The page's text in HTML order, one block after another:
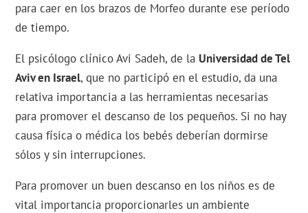
para caer en los brazos de Morfeo durante ese período
de tiempo.
El psicólogo clínico Avi Sadeh, de la Universidad de Tel
Aviv en Israel, que no participó en el estudio, da una
relativa importancia a las herramientas necesarias
para promover el descanso de los pequeños. Si no hay
causa física o médica los bebés deberían dormirse
sólos y sin interrupciones.
Para promover un buen descanso en los niños es de
vital importancia proporcionarles un ambiente